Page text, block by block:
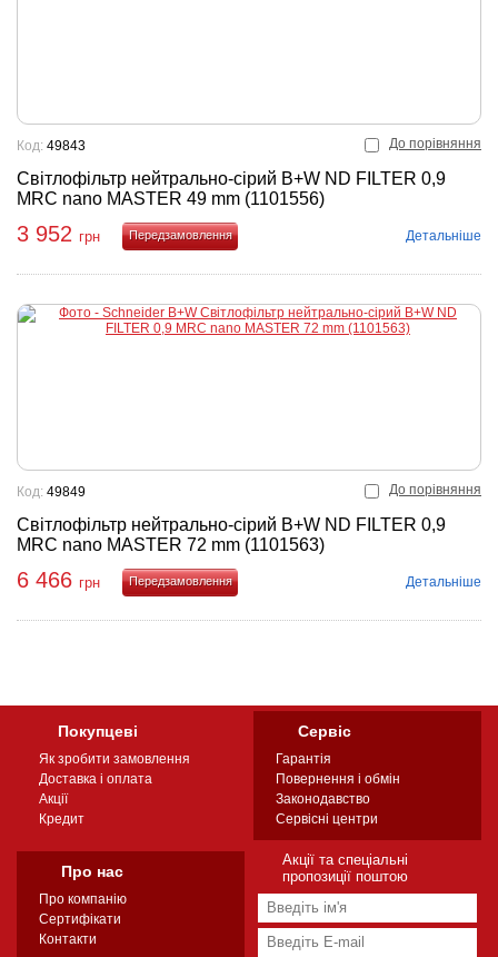
До порівняння
Світлофільтр нейтрально-сірий B+W ND FILTER 0,9
MRC nano MASTER 49 mm (1101556)
Код: 49843
3 952 грн
Детальніше
До порівняння
Світлофільтр нейтрально-сірий B+W ND FILTER 0,9
MRC nano MASTER 72 mm (1101563)
Код: 49849
6 466 грн
Детальніше
Покупцеві
Як зробити замовлення
Доставка і оплата
Акції
Кредит
Сервіс
Гарантія
Повернення і обмін
Законодавство
Сервісні центри
Про нас
Про компанію
Сертифікати
Контакти
Акції та спеціальні
пропозиції поштою